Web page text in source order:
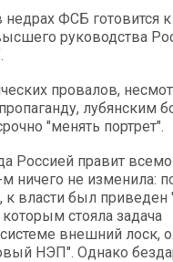
недрах ФСБ готовится к
руководства
провалов,
лубянским
"менять портрет".
Россией правит
ничего не изменила:
к власти был
стояла задача
внешний лоск,
НЭП". Однако